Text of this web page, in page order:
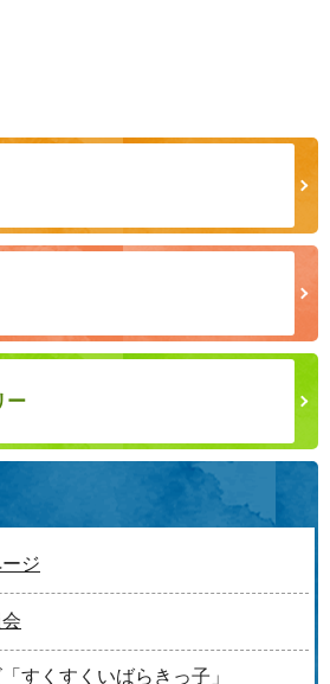
ー
ジ
すくすくいばらきっ子」